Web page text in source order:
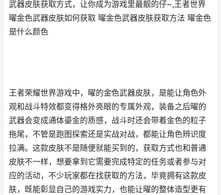
武器皮肤获取方式，让你成为游戏里最靓的仔~,王者世界
曜金色武器皮肤如何获取 曜金色武器皮肤获取方法 曜金色
是什么颜色
王者荣耀世界游戏中，曜的金色武器皮肤，是能让角色外
观和战斗特效都变得格外亮眼的专属外观，装备之后曜的
武器会变成通体鎏金的质感，战斗时还会带着金色的粒子
拖尾，不管是跑图探索还是实战对战，都能让角色辨识度
拉满。这款皮肤不是随便就能买到的，获取方式也和普通
皮肤不一样，想要拿到它需要完成特定的任务或者参与对
应的活动，不少玩家都在找获取的方法，毕竟拥有这款皮
肤，既能彰显自己的游戏实力，也能让曜的整体造型更有